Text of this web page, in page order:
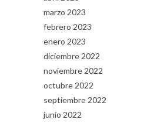
marzo 2023
febrero 2023
enero 2023
diciembre 2022
noviembre 2022
octubre 2022
septiembre 2022
junio 2022